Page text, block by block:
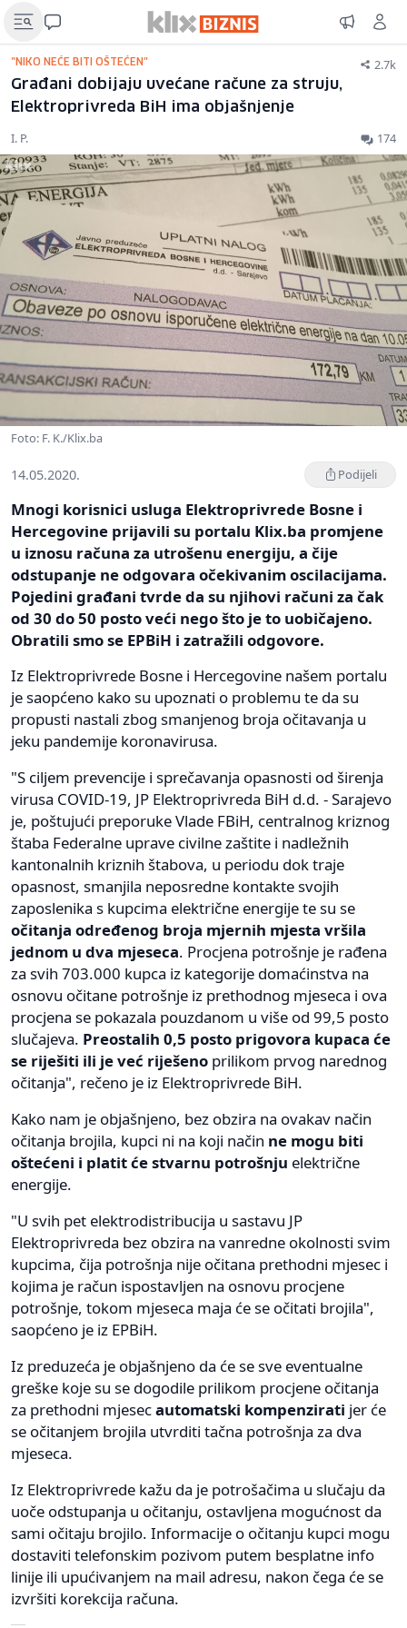
"NIKO NEĆE BITI OŠTEĆEN" 2.7k
Građani dobijaju uvećane račune za struju,
Elektroprivreda BiH ima objašnjenje
I. P. 174
Foto: F. K./Klix.ba
14.05.2020. Podijeli
Mnogi korisnici usluga Elektroprivrede Bosne i
Hercegovine prijavili su portalu Klix.ba promjene
u iznosu računa za utrošenu energiju, a čije
odstupanje ne odgovara očekivanim oscilacijama.
Pojedini građani tvrde da su njihovi računi za čak
od 30 do 50 posto veći nego što je to uobičajeno.
Obratili smo se EPBiH i zatražili odgovore.
Iz Elektroprivrede Bosne i Hercegovine našem portalu
je saopćeno kako su upoznati o problemu te da su
propusti nastali zbog smanjenog broja očitavanja u
jeku pandemije koronavirusa.
"S ciljem prevencije i sprečavanja opasnosti od širenja
virusa COVID-19, JP Elektroprivreda BiH d.d. - Sarajevo
je, poštujući preporuke Vlade FBiH, centralnog kriznog
štaba Federalne uprave civilne zaštite i nadležnih
kantonalnih kriznih štabova, u periodu dok traje
opasnost, smanjila neposredne kontakte svojih
zaposlenika s kupcima električne energije te su se
očitanja određenog broja mjernih mjesta vršila
jednom u dva mjeseca. Procjena potrošnje je rađena
za svih 703.000 kupca iz kategorije domaćinstva na
osnovu očitane potrošnje iz prethodnog mjeseca i ova
procjena se pokazala pouzdanom u više od 99,5 posto
slučajeva. Preostalih 0,5 posto prigovora kupaca će
se riješiti ili je već riješeno prilikom prvog narednog
očitanja", rečeno je iz Elektroprivrede BiH.
Kako nam je objašnjeno, bez obzira na ovakav način
očitanja brojila, kupci ni na koji način ne mogu biti
oštećeni i platit će stvarnu potrošnju električne
energije.
"U svih pet elektrodistribucija u sastavu JP
Elektroprivreda bez obzira na vanredne okolnosti svim
kupcima, čija potrošnja nije očitana prethodni mjesec i
kojima je račun ispostavljen na osnovu procjene
potrošnje, tokom mjeseca maja će se očitati brojila",
saopćeno je iz EPBiH.
Iz preduzeća je objašnjeno da će se sve eventualne
greške koje su se dogodile prilikom procjene očitanja
za prethodni mjesecautomatski kompenzirati jer će
se očitanjem brojila utvrditi tačna potrošnja za dva
mjeseca.
Iz Elektroprivrede kažu da je potrošačima u slučaju da
uoče odstupanja u očitanju, ostavljena mogućnost da
sami očitaju brojilo. Informacije o očitanju kupci mogu
dostaviti telefonskim pozivom putem besplatne info
linije ili upućivanjem na mail adresu, nakon čega će se
izvršiti korekcija računa.